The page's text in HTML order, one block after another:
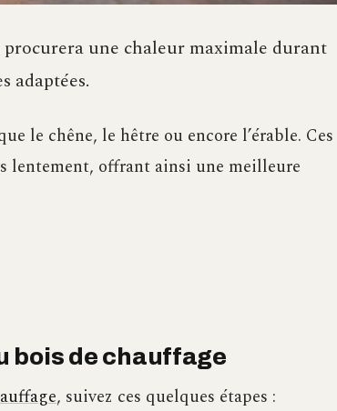
une chaleur maximale durant
adaptées.
le chêne, le hêtre ou encore l’érable. Ces
lentement, offrant ainsi une meilleure
bois de chauffage
, suivez ces quelques étapes :